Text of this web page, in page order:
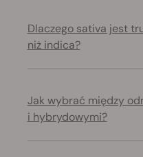
Dlaczego sativa jest
niż indica?
Jak wybrać między
i hybrydowymi?